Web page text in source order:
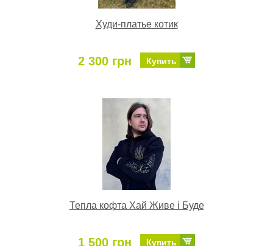
Худи-платье котик
2 300 грн Купить
Тепла кофта Хай Живе і Буде
1 500 грн Купить